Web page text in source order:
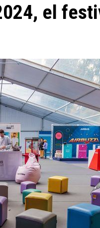
el